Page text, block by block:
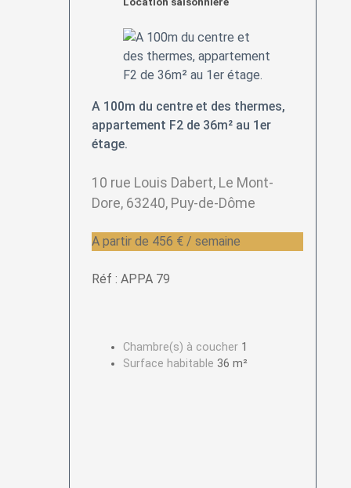
A 100m du centre et des thermes,
appartement F2 de 36m² au 1er
étage.
10 rue Louis Dabert, Le Mont-
Dore, 63240, Puy-de-Dôme
A partir de 456 € / semaine
Réf : APPA 79
Chambre(s) à coucher 1
Surface habitable 36 m²